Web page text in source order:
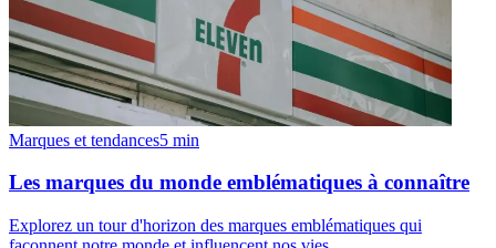
Marques et tendances5 min
Les marques du monde emblématiques à connaître
Explorez un tour d'horizon des marques emblématiques qui